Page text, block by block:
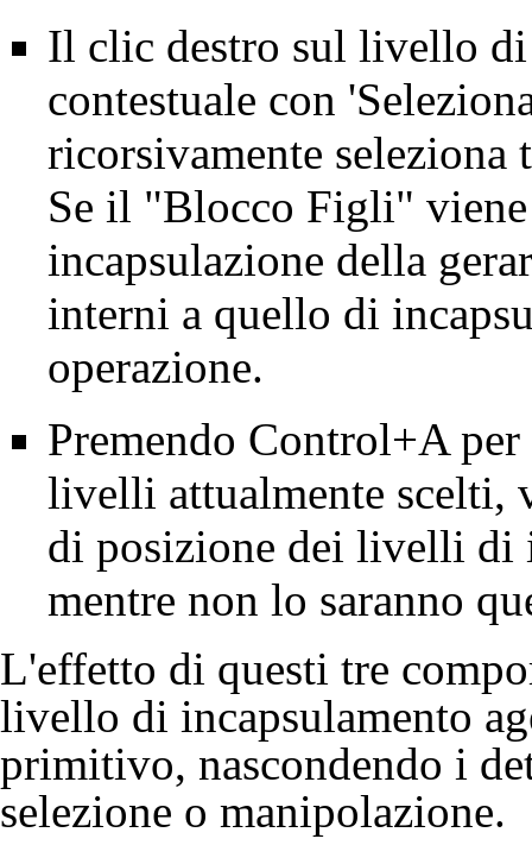
Il clic destro sul livello di
contestuale con
ricorsivamente
Se il "Blocco Figli"
incapsulazione della
interni a quello di
operazione.
Premendo Control+A
livelli attualmente scelti,
di posizione dei livelli di
mentre non lo saranno
L'effetto di questi tre
livello di incapsulamento
primitivo, nascondendo i
selezione o manipolazione.